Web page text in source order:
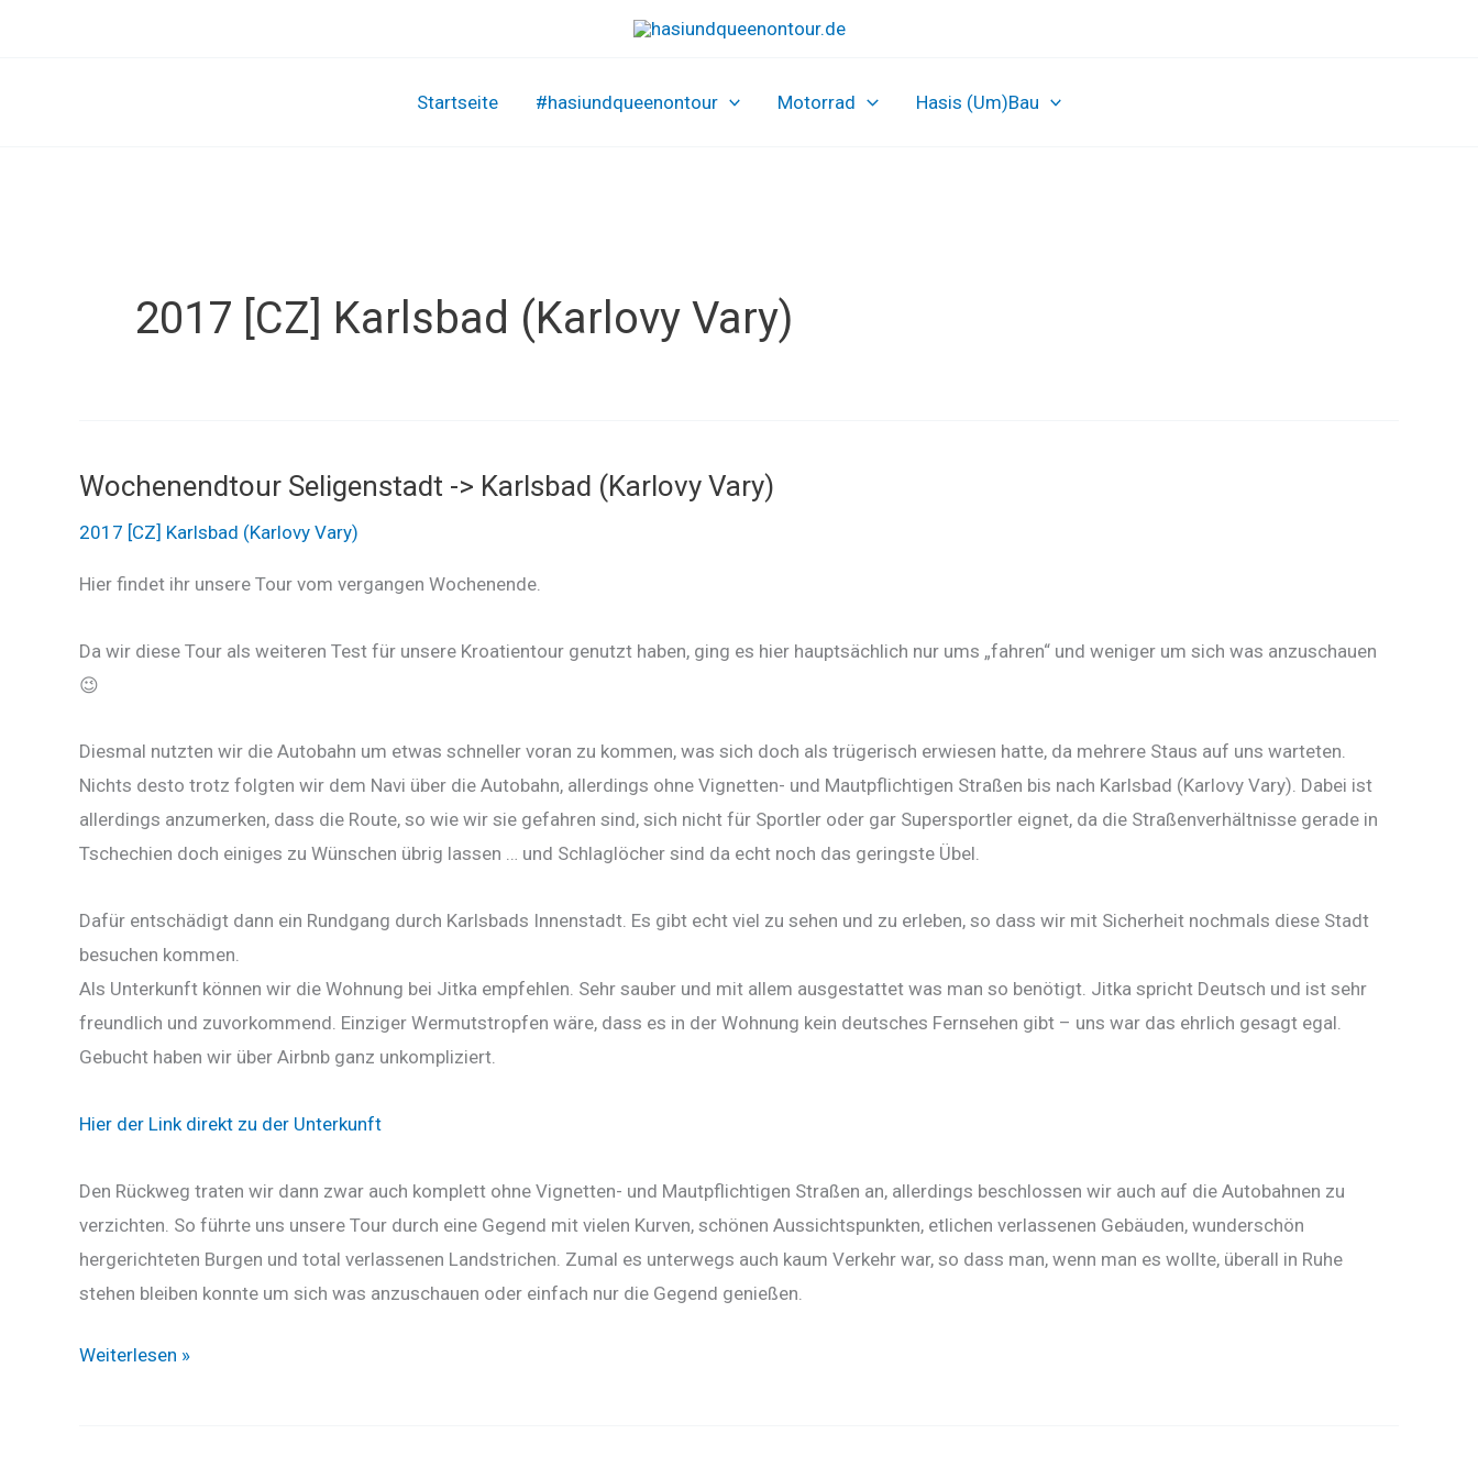
Startseite
#hasiundqueenontour Motorrad Hasis (Um)Bau
2017 [CZ] Karlsbad (Karlovy Vary)
Wochenendtour Seligenstadt -> Karlsbad (Karlovy Vary)
2017 [CZ] Karlsbad (Karlovy Vary)
Hier findet ihr unsere Tour vom vergangen Wochenende.
Da wir diese Tour als weiteren Test für unsere Kroatientour genutzt haben, ging es hier hauptsächlich nur ums „fahren“ und weniger um sich was anzuschauen
😉
Diesmal nutzten wir die Autobahn um etwas schneller voran zu kommen, was sich doch als trügerisch erwiesen hatte, da mehrere Staus auf uns warteten.
Nichts desto trotz folgten wir dem Navi über die Autobahn, allerdings ohne Vignetten- und Mautpflichtigen Straßen bis nach Karlsbad (Karlovy Vary). Dabei ist
allerdings anzumerken, dass die Route, so wie wir sie gefahren sind, sich nicht für Sportler oder gar Supersportler eignet, da die Straßenverhältnisse gerade in
Tschechien doch einiges zu Wünschen übrig lassen … und Schlaglöcher sind da echt noch das geringste Übel.
Dafür entschädigt dann ein Rundgang durch Karlsbads Innenstadt. Es gibt echt viel zu sehen und zu erleben, so dass wir mit Sicherheit nochmals diese Stadt
besuchen kommen.
Als Unterkunft können wir die Wohnung bei Jitka empfehlen. Sehr sauber und mit allem ausgestattet was man so benötigt. Jitka spricht Deutsch und ist sehr
freundlich und zuvorkommend. Einziger Wermutstropfen wäre, dass es in der Wohnung kein deutsches Fernsehen gibt – uns war das ehrlich gesagt egal.
Gebucht haben wir über Airbnb ganz unkompliziert.
Hier der Link direkt zu der Unterkunft
Den Rückweg traten wir dann zwar auch komplett ohne Vignetten- und Mautpflichtigen Straßen an, allerdings beschlossen wir auch auf die Autobahnen zu
verzichten. So führte uns unsere Tour durch eine Gegend mit vielen Kurven, schönen Aussichtspunkten, etlichen verlassenen Gebäuden, wunderschön
hergerichteten Burgen und total verlassenen Landstrichen. Zumal es unterwegs auch kaum Verkehr war, so dass man, wenn man es wollte, überall in Ruhe
stehen bleiben konnte um sich was anzuschauen oder einfach nur die Gegend genießen.
Wochenendtour
Weiterlesen »